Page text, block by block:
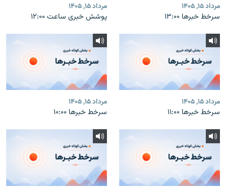
مرداد ۱۵, ۱۴۰۵
سرخط خبرها ۱۳:۰۰
مرداد ۱۵, ۱۴۰۵
پوشش خبری ساعت ۱۲:۰۰
مرداد ۱۵, ۱۴۰۵
سرخط خبرها ۱۱:۰۰
مرداد ۱۵, ۱۴۰۵
سرخط خبرها ۱۰:۰۰